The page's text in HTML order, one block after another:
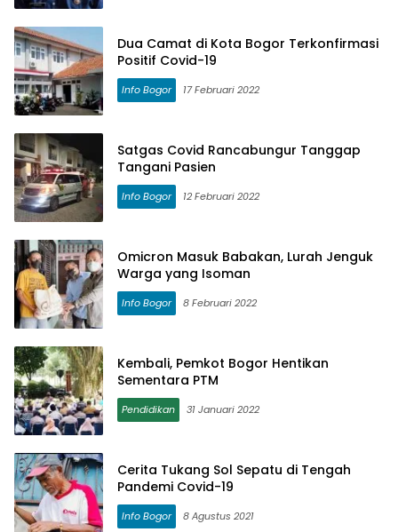
Dua Camat di Kota Bogor Terkonfirmasi
Positif Covid-19
Info Bogor 17 Februari 2022
Satgas Covid Rancabungur Tanggap
Tangani Pasien
Info Bogor 12 Februari 2022
Omicron Masuk Babakan, Lurah Jenguk
Warga yang Isoman
Info Bogor 8 Februari 2022
Kembali, Pemkot Bogor Hentikan
Sementara PTM
Pendidikan 31 Januari 2022
Cerita Tukang Sol Sepatu di Tengah
Pandemi Covid-19
Info Bogor 8 Agustus 2021